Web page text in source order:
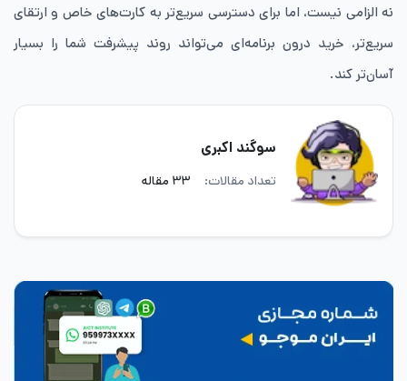
نه الزامی نیست، اما برای دسترسی سریع‌تر به کارت‌های خاص و ارتقای
سریع‌تر، خرید درون برنامه‌ای می‌تواند روند پیشرفت شما را بسیار
آسان‌تر کند.
سوگند اکبری
تعداد مقالات: ۳۳ مقاله